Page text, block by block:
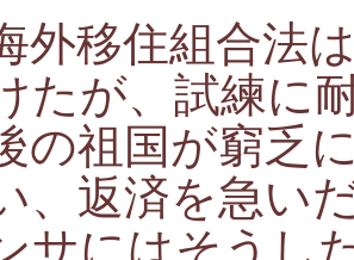
外移住組合法
たが、試練に
の祖国が窮乏
、返済を急い
サにはそうし